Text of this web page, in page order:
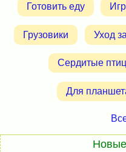
Готовить еду
Грузовики Уход
Сердитые
Для